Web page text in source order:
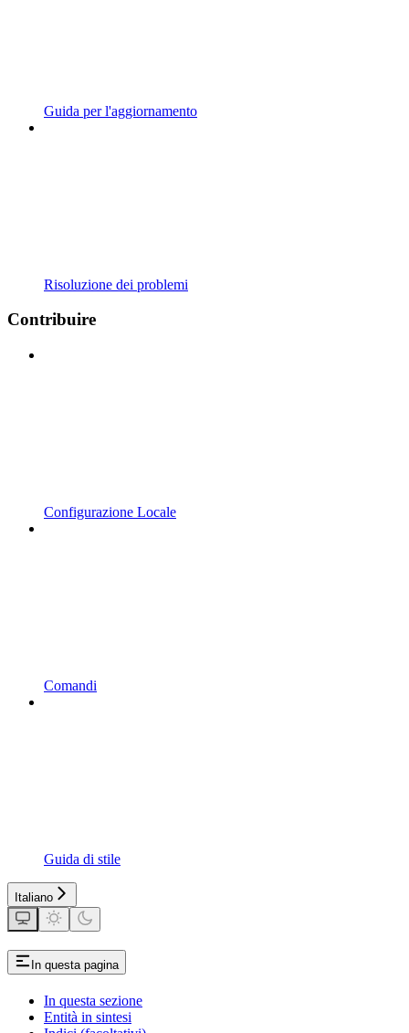
Guida per l'aggiornamento
Risoluzione dei problemi
Contribuire
Configurazione Locale
Comandi
Guida di stile
Italiano
In questa pagina
In questa sezione
Entità in sintesi